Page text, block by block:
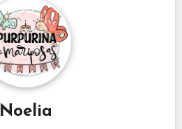
Noelia